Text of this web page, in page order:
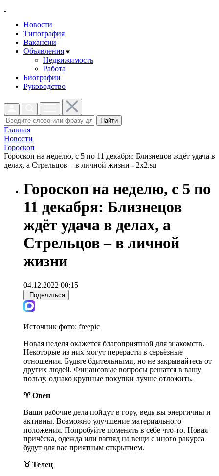
Новости
Типография
Вакансии
Объявления
Недвижимость
Работа
Биографии
Руководство
Найти
Главная
Новости
Гороскоп
Гороскоп на неделю, с 5 по 11 декабря: Близнецов ждёт удача в
делах, а Стрельцов – в личной жизни - 2x2.su
Гороскоп на неделю, с 5 по
11 декабря: Близнецов
ждёт удача в делах, а
Стрельцов – в личной
жизни
04.12.2022 00:15
Поделиться
Источник фото: freepic
Новая неделя окажется благоприятной для знакомств.
Некоторые из них могут перерасти в серьёзные
отношения. Будьте бдительными, но не закрывайтесь от
других людей. Финансовые вопросы решатся в вашу
пользу, однако крупные покупки лучше отложить.
♈ Овен
Ваши рабочие дела пойдут в гору, ведь вы энергичны и
активны. Возможно улучшение материального
положения. Попробуйте поменять в себе что-то. Новая
причёска, одежда или взгляд на вещи с иного ракурса
будут для вас приятным открытием.
♉ Телец